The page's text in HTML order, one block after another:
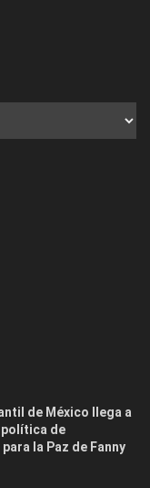
de México llega a
política de
la Paz de Fanny